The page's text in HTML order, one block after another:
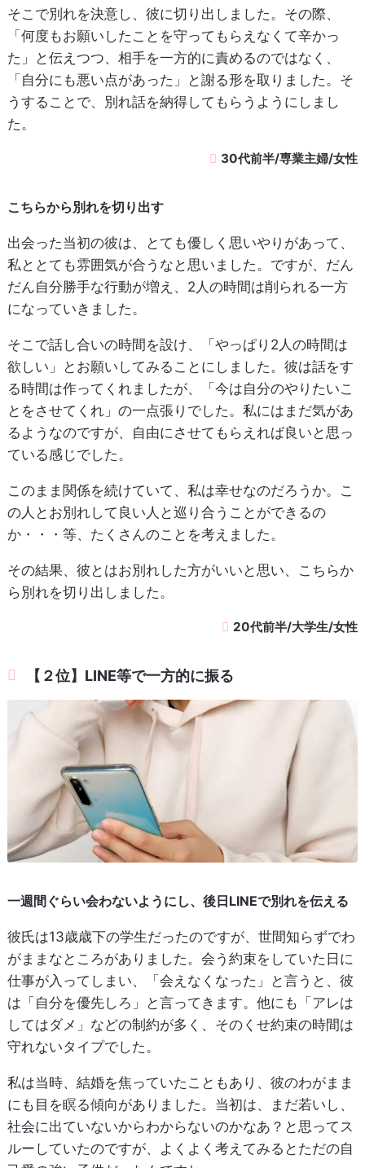
そこで別れを決意し、彼に切り出しました。その際、
「何度もお願いしたことを守ってもらえなくて辛かっ
た」と伝えつつ、相手を一方的に責めるのではなく、
「自分にも悪い点があった」と謝る形を取りました。そ
うすることで、別れ話を納得してもらうようにしまし
た。
30代前半/専業主婦/女性
こちらから別れを切り出す
出会った当初の彼は、とても優しく思いやりがあって、
私ととても雰囲気が合うなと思いました。ですが、だん
だん自分勝手な行動が増え、2人の時間は削られる一方
になっていきました。
そこで話し合いの時間を設け、「やっぱり2人の時間は
欲しい」とお願いしてみることにしました。彼は話をす
る時間は作ってくれましたが、「今は自分のやりたいこ
とをさせてくれ」の一点張りでした。私にはまだ気があ
るようなのですが、自由にさせてもらえれば良いと思っ
ている感じでした。
このまま関係を続けていて、私は幸せなのだろうか。こ
の人とお別れして良い人と巡り合うことができるの
か・・・等、たくさんのことを考えました。
その結果、彼とはお別れした方がいいと思い、こちらか
ら別れを切り出しました。
20代前半/大学生/女性
【２位】LINE等で一方的に振る
一週間ぐらい会わないようにし、後日LINEで別れを伝える
彼氏は13歳歳下の学生だったのですが、世間知らずでわ
がままなところがありました。会う約束をしていた日に
仕事が入ってしまい、「会えなくなった」と言うと、彼
は「自分を優先しろ」と言ってきます。他にも「アレは
してはダメ」などの制約が多く、そのくせ約束の時間は
守れないタイプでした。
私は当時、結婚を焦っていたこともあり、彼のわがまま
にも目を瞑る傾向がありました。当初は、まだ若いし、
社会に出ていないからわからないのかなあ？と思ってス
ルーしていたのですが、よくよく考えてみるとただの自